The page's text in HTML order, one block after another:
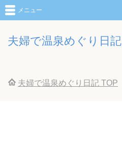
夫婦で温泉めぐり日記
メニュー
夫婦で温泉めぐり日記 TOP